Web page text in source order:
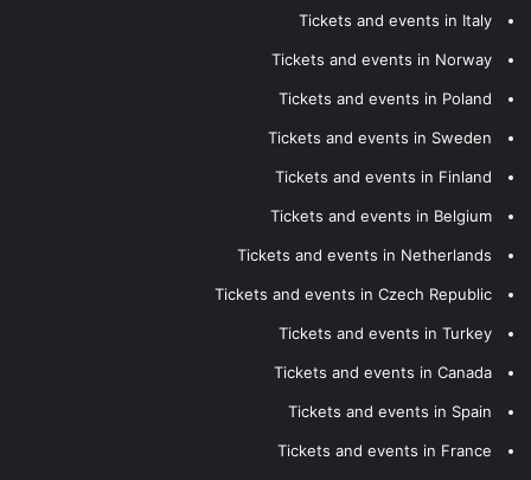
Tickets and events in Italy
Tickets and events in Norway
Tickets and events in Poland
Tickets and events in Sweden
Tickets and events in Finland
Tickets and events in Belgium
Tickets and events in Netherlands
Tickets and events in Czech Republic
Tickets and events in Turkey
Tickets and events in Canada
Tickets and events in Spain
Tickets and events in France